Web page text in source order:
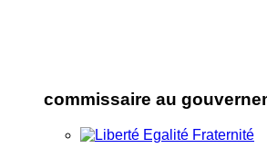
commissaire au